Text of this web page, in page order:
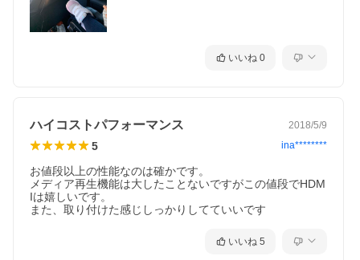
いいね 0
ハイコストパフォーマンス 2018/5/9
5 ina********
お値段以上の性能なのは確かです。
メディア再生機能は大したことないですがこの値段でHDM
Iは嬉しいです。
また、取り付けた感じしっかりしてていいです
いいね 5